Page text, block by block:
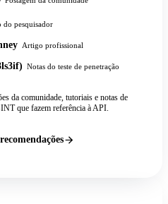
do pesquisador
Artigo profissional
Notas do teste de penetração
da comunidade, tutoriais e notas de
que fazem referência à API.